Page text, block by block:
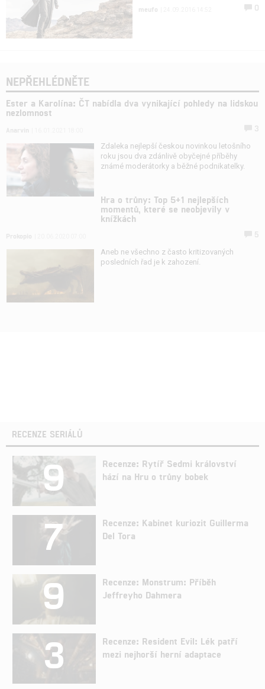
meufo 0
NEPŘEHLÉDNĚTE
Ester a Karolína: ČT nabídla dva vynikající pohledy na lidskou
nezlomnost
Zdaleka nejlepší českou novinkou letošního
roku jsou dva zdánlivě obyčejné příběhy
známé moderátorky a běžné podnikatelky.
Hra o trůny: Top 5+1 nejlepších
momentů, které se neobjevily v
knížkách
Aneb ne všechno z často kritizovaných
posledních řad je k zahození.
RECENZE SERIÁLŮ
9
Recenze: Rytíř Sedmi království
hází na Hru o trůny bobek
7
Recenze: Kabinet kuriozit Guillerma
Del Tora
9
Recenze: Monstrum: Příběh
Jeffreyho Dahmera
3
Recenze: Resident Evil: Lék patří
mezi nejhorší herní adaptace